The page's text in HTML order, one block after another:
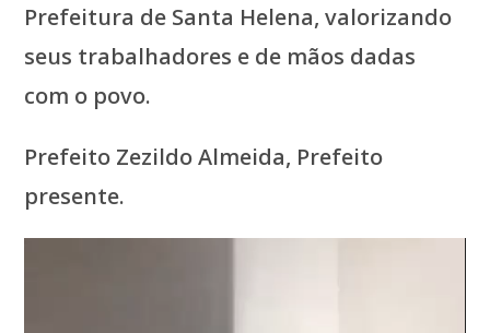
Prefeitura de Santa Helena, valorizando
seus trabalhadores e de mãos dadas
com o povo.
Prefeito Zezildo Almeida, Prefeito
presente.